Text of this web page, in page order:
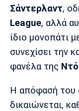
Λίβερπουλ
Σάντερλαντ,
League, αλλά
ίδιο μονοπάτι
συνεχίσει την
φανέλα της
Η απόφασή του
δικαιώνεται,